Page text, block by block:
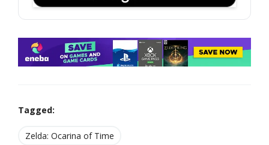
Tagged:
Zelda: Ocarina of Time